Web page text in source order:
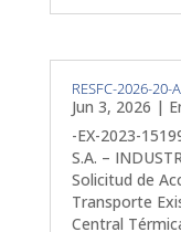
RESFC-2026-20-
Jun 3, 2026 |
-EX-2023-
S.A. –
Solicitud de
Transporte
Central